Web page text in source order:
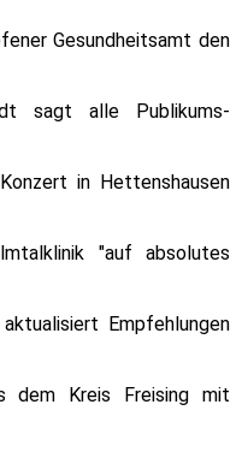
Gesundheitsamt den
sagt alle Publikums-
in Hettenshausen
"auf absolutes
Empfehlungen
dem Kreis Freising mit